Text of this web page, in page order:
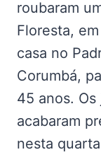
roubaram
Floresta,
casa no
Corumbá,
45 anos.
acabaram
nesta